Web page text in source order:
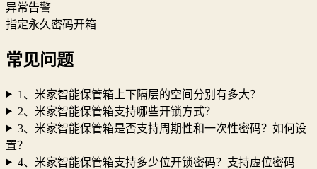
异常告警
指定永久密码开箱
常见问题
1、米家智能保管箱上下隔层的空间分别有多大？
2、米家智能保管箱支持哪些开锁方式？
3、米家智能保管箱是否支持周期性和一次性密码？如何设
置？
4、米家智能保管箱支持多少位开锁密码？支持虚位密码